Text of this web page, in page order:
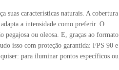
suas características naturais. A cobertura
a intensidade como preferir. O
pegajosa ou oleosa. E, graças ao formato
isso com proteção garantida: FPS 90 e
para iluminar pontos específicos ou